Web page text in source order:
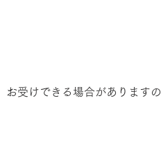
お受けできる場合がありますの